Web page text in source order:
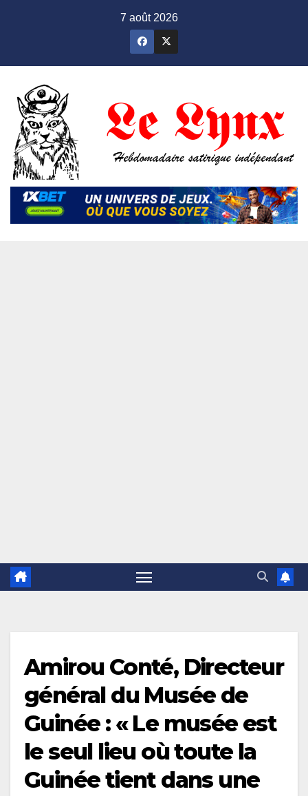
7 août 2026
Amirou Conté, Directeur
général du Musée de
Guinée : « Le musée est
le seul lieu où toute la
Guinée tient dans une